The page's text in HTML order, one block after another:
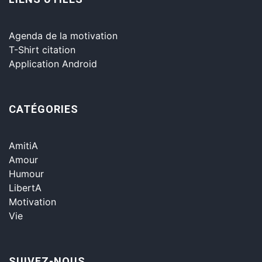
Agenda de la motivation
T-Shirt citation
Application Android
CATÉGORIES
AmitiA
Amour
Humour
LibertA
Motivation
Vie